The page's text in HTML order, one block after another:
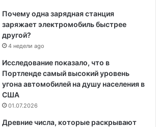
Почему одна зарядная станция
заряжает электромобиль быстрее
другой?
4 недели ago
Исследование показало, что в
Портленде самый высокий уровень
угона автомобилей на душу населения в
США
01.07.2026
Древние числа, которые раскрывают